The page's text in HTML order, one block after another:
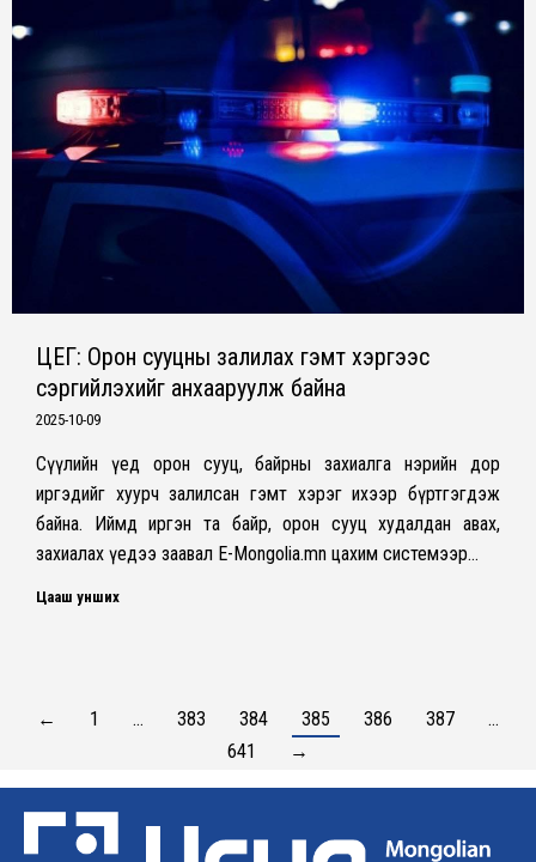
ЦЕГ: Орон сууцны залилах гэмт хэргээс
сэргийлэхийг анхааруулж байна
2025-10-09
Сүүлийн үед орон сууц, байрны захиалга нэрийн дор
иргэдийг хуурч залилсан гэмт хэрэг ихээр бүртгэгдэж
байна. Иймд иргэн та байр, орон сууц худалдан авах,
захиалах үедээ заавал E-Mongolia.mn цахим системээр…
Цааш унших
← 1 … 383 384 385 386 387
…
641
→